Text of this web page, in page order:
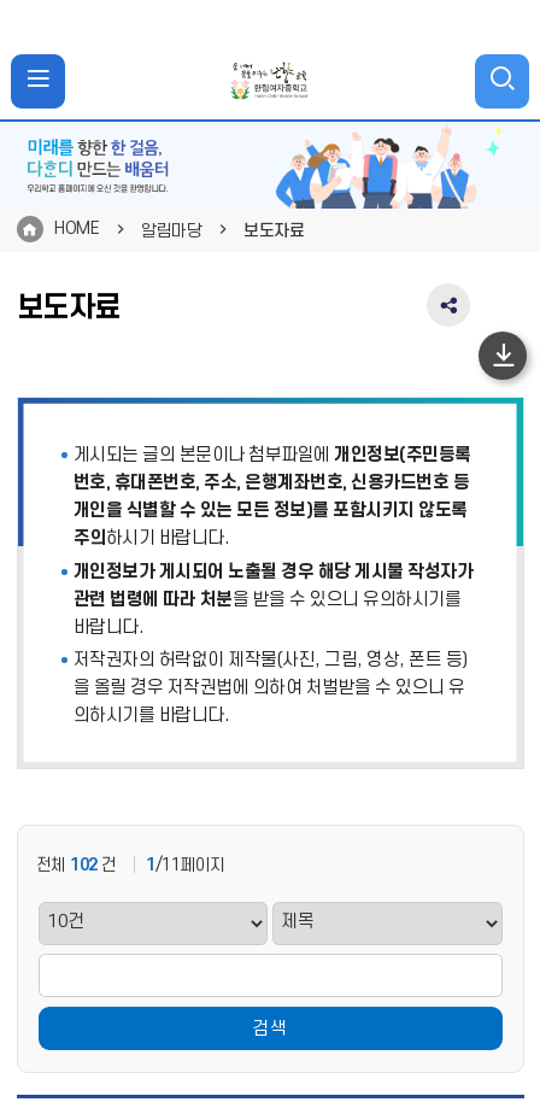
HOME 알림마당 보도자료
보도자료
SNS
역
치
기
게시되는 글의 본문이나 첨부파일에 개인정보(주민등록
번호, 휴대폰번호, 주소, 은행계좌번호, 신용카드번호 등
개인을 식별할 수 있는 모든 정보)를 포함시키지 않도록
주의 하시기 바랍니다.
개인정보가 게시되어 노출될 경우 해당 게시물 작성자가
관련 법령에 따라 처분을 받을 수 있으니 유의하시기를
바랍니다.
저작권자의 허락없이 제작물(사진, 그림, 영상, 폰트 등)
을 올릴 경우 저작권법에 의하여 처벌받을 수 있으니 유
의하시기를 바랍니다.
전체 102 건 1 /11페이지
검색
하
단